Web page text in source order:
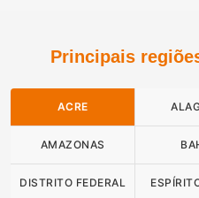
Principais
ACRE
AMAZONAS
DISTRITO FEDERAL